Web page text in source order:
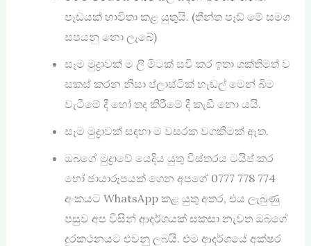
පෑඩයක් භාවිතා කළ යුතුයි. (තීන්ත පෑඩ් ‍මේ සමග
සපයනු නො ලැබේ)
සෑම මුද්‍රාවක් ම ලී මිටක් සවි කර ඉතා ශක්තිමත් ව
සකස් කරන නිසා ප්ලාස්ටික් හැඬල් මෙන් බිම
වැටීමේ දී හෝ තද කිරීමේ දී කැඩී නො යයි.
සෑම මුද්‍රාවක් සඳහා ම වසරක වගකීමක් ඇත.
ඔබගේ මුද්‍රාවේ යෙදිය යුතු විස්තරය ටයිප් කර
හෝ ඡායාරූපයක් ගෙන අපගේ 0777 778 774
අංකයට WhatsApp කළ යුතු අතර, එය ලැබුණු
පසුව අප විසින් ආදර්ශයක් සකසා නැවත ඔබගේ
දුරකථනයට එවනු ලබයි. එම ආදර්ශයේ අක්ෂර